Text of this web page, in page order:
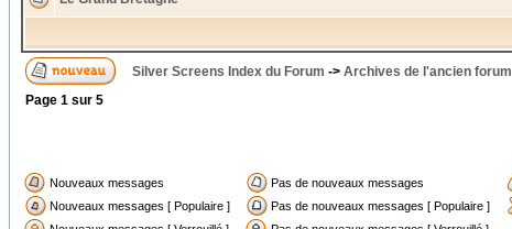
Silver Screens Index du Forum -> Archives de l'ancien forum
Page 1 sur 5
Nouveaux messages Pas de nouveaux messages
Nouveaux messages [ Populaire ]
Pas de nouveaux messages [ Populaire ]